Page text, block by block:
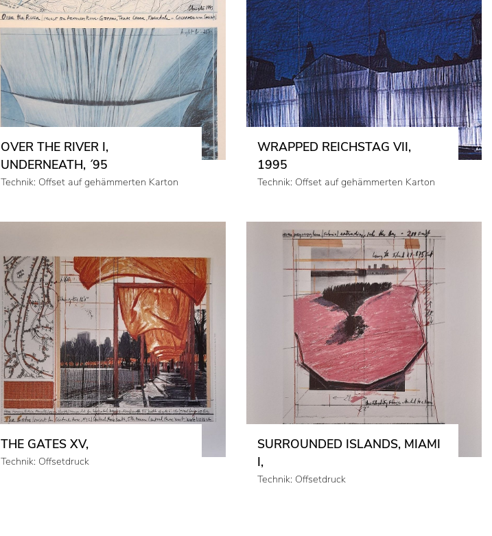
OVER THE RIVER I,
UNDERNEATH, ´95
Technik: Offset auf gehämmerten Karton
WRAPPED REICHSTAG VII,
1995
Technik: Offset auf gehämmerten Karton
THE GATES XV,
Technik: Offsetdruck
SURROUNDED ISLANDS, MIAMI
I,
Technik: Offsetdruck